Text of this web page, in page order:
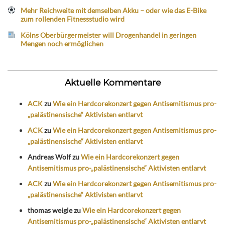
Mehr Reichweite mit demselben Akku – oder wie das E-Bike
zum rollenden Fitnessstudio wird
Kölns Oberbürgermeister will Drogenhandel in geringen
Mengen noch ermöglichen
Aktuelle Kommentare
ACKzuWie ein Hardcorekonzert gegen Antisemitismus pro-
„palästinensische“ Aktivisten entlarvt
ACKzuWie ein Hardcorekonzert gegen Antisemitismus pro-
„palästinensische“ Aktivisten entlarvt
Andreas WolfzuWie ein Hardcorekonzert gegen
Antisemitismus pro-„palästinensische“ Aktivisten entlarvt
ACKzuWie ein Hardcorekonzert gegen Antisemitismus pro-
„palästinensische“ Aktivisten entlarvt
thomas weiglezuWie ein Hardcorekonzert gegen
Antisemitismus pro-„palästinensische“ Aktivisten entlarvt